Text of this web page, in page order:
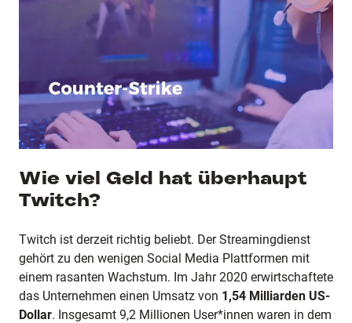
Wie viel Geld hat überhaupt
Twitch?
Twitch ist derzeit richtig beliebt. Der Streamingdienst
gehört zu den wenigen Social Media Plattformen mit
einem rasanten Wachstum. Im Jahr 2020 erwirtschaftete
das Unternehmen einen Umsatz von 1,54 Milliarden US-
Dollar. Insgesamt 9,2 Millionen User*innen waren in dem